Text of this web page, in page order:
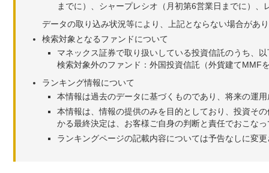
までに）、シャープレシオ（月初第6営業日までに）
データの取り込み状況等により、上記とならない場合があ
検索対象となるファンドについて
マネックス証券で取り扱いしている投資信託のうち、
検索対象外のファンド：外国投資信託（外貨建てMMF
ランキング情報について
本情報は過去のデータに基づくものであり、将来の運
本情報は、情報の提供のみを目的としており、投資そ
かる最終決定は、お客様ご自身の判断と責任でおこな
ランキングページの記載内容については予告なしに変